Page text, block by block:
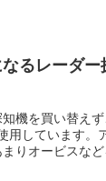
るレーダ
機を買い替え
用しています。
りオービスな